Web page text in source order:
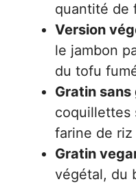
quantité de
Version
le jambon
du tofu
Gratin sans
coquillettes
farine de riz
Gratin
végétal, du